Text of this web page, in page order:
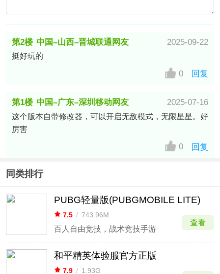
第2楼 中国–山西–晋城联通网友 2025-09-22
挺好玩的
0 回复
第1楼 中国–广东–深圳移动网友 2025-07-16
这个版本自带修改器，可以开启无敌模式，无限星星。好
厉害
0 回复
同类排行
PUBG轻量版(PUBGMOBILE LITE)
7.5 / 743.96M
百人自由竞技，战术竞技手游
查看
和平精英体验服官方正版
7.9 / 1.93G